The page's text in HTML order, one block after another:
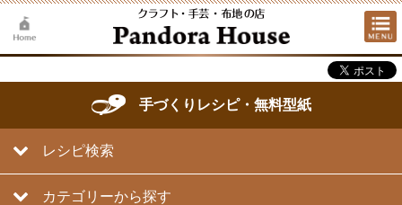
手づくりレシピ・無料型紙
レシピ検索
カテゴリーから探す